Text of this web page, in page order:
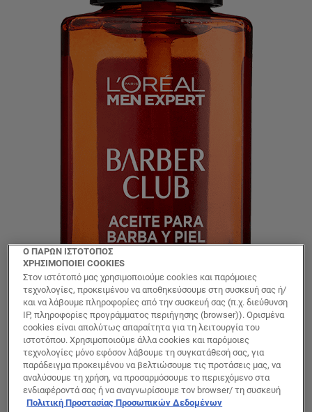
Ο ΠΑΡΩΝ ΙΣΤΟΤΟΠΟΣ
ΧΡΗΣΙΜΟΠΟΙΕΙ COOKIES
Στον ιστότοπό μας χρησιμοποιούμε cookies και παρόμοιες
τεχνολογίες, προκειμένου να αποθηκεύσουμε στη συσκευή σας ή/
και να λάβουμε πληροφορίες από την συσκευή σας (π.χ. διεύθυνση
IP, πληροφορίες προγράμματος περιήγησης (browser)). Ορισμένα
cookies είναι απολύτως απαραίτητα για τη λειτουργία του
ιστοτόπου. Χρησιμοποιούμε άλλα cookies και παρόμοιες
τεχνολογίες μόνο εφόσον λάβουμε τη συγκατάθεσή σας, για
παράδειγμα προκειμένου να βελτιώσουμε τις προτάσεις μας, να
αναλύσουμε τη χρήση, να προσαρμόσουμε το περιεχόμενο στα
ενδιαφέροντά σας ή να αναγνωρίσουμε τον browser/ τη συσκευή
σας για τη δημιουργία προφίλ με τα ενδιαφέροντά σας και να σας
Πολιτική Προστασίας Προσωπικών Δεδομένων